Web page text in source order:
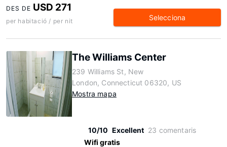
DES DE USD 271
per habitació / per nit Selecciona
The Williams Center
239 Williams St, New
London, Connecticut 06320, US
Mostra mapa
10/10 Excellent 23 comentaris
Wifi gratis